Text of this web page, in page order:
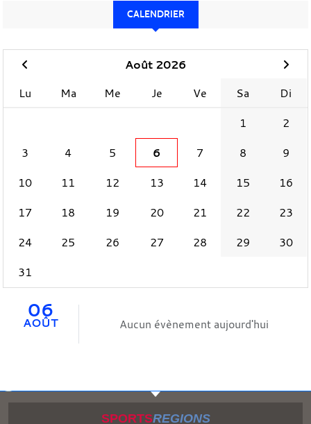
CALENDRIER
Août 2026
Lu
Ma Me Je Ve Sa
Di
1
2
3
4 5 6 7 8
9
10
11 12 13 14 15
16
17
18 19 20 21 22
23
24
25 26 27 28 29
30
31
06
AOÛT Aucun évènement aujourd'hui
SPORTSREGIONS